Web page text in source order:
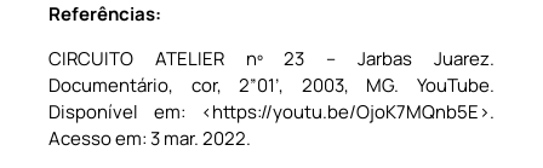
Referências:
CIRCUITO ATELIER nº 23 – Jarbas Juarez.
Documentário, cor, 2”01’, 2003, MG. YouTube.
Disponível em: <https://youtu.be/OjoK7MQnb5E>.
Acesso em: 3 mar. 2022.